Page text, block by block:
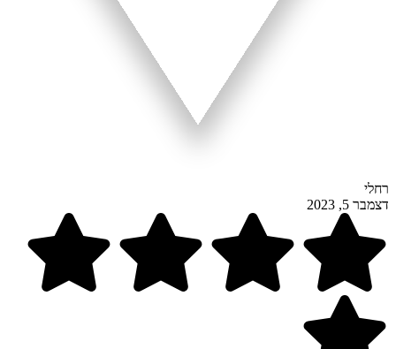
רחלי
דצמבר 5, 2023